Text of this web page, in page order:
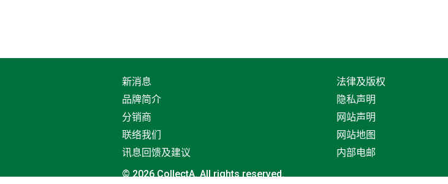
新消息
品牌简介
分销商
联络我们
讯息回馈及建议
法律及版权
隐私声明
网站声明
网站地图
内部电邮
© 2026 CollectA. All rights reserved.